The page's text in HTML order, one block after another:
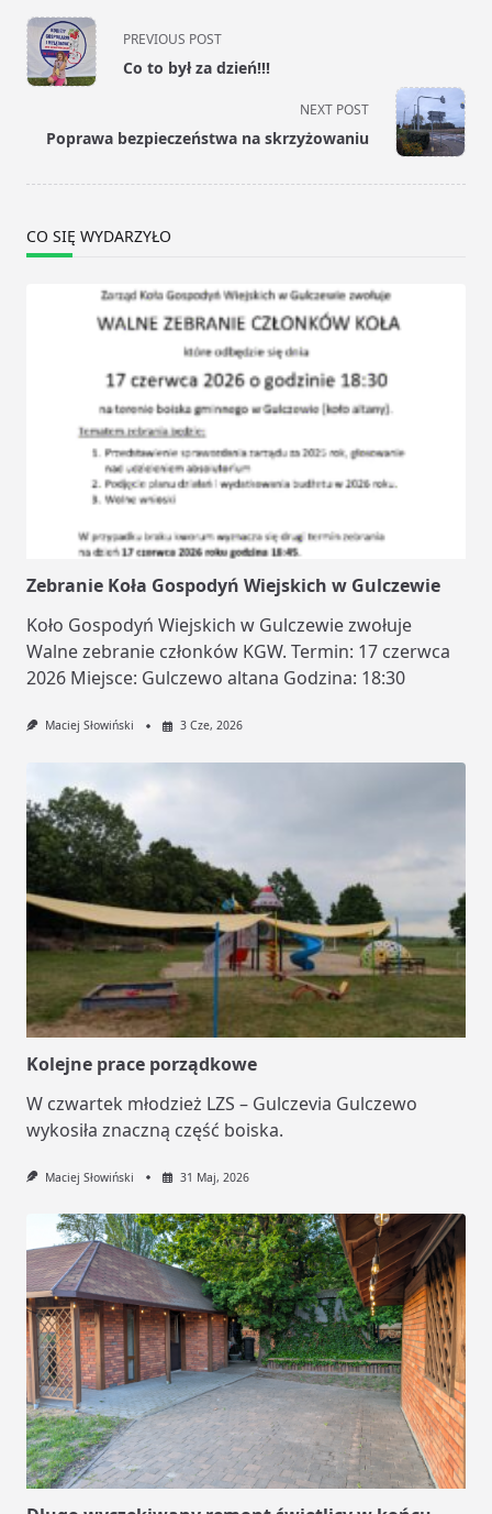
<span
class="nav-
subtitle
reader-
PREVIOUS POST
Co to był za dzień!!!
NEXT POST
Poprawa bezpieczeństwa na skrzyżowaniu
CO SIĘ WYDARZYŁO
Zebranie Koła Gospodyń Wiejskich w Gulczewie
Koło Gospodyń Wiejskich w Gulczewie zwołuje
Walne zebranie członków KGW. Termin: 17 czerwca
2026 Miejsce: Gulczewo altana Godzina: 18:30
Maciej Słowiński 3 Cze, 2026
Kolejne prace porządkowe
W czwartek młodzież LZS – Gulczevia Gulczewo
wykosiła znaczną część boiska.
Maciej Słowiński 31 Maj, 2026